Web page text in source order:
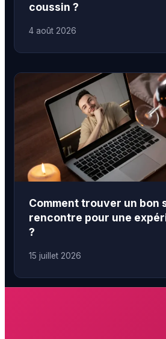
coussin ?
4 août 2026
Comment trouver un bon
rencontre pour une
?
15 juillet 2026